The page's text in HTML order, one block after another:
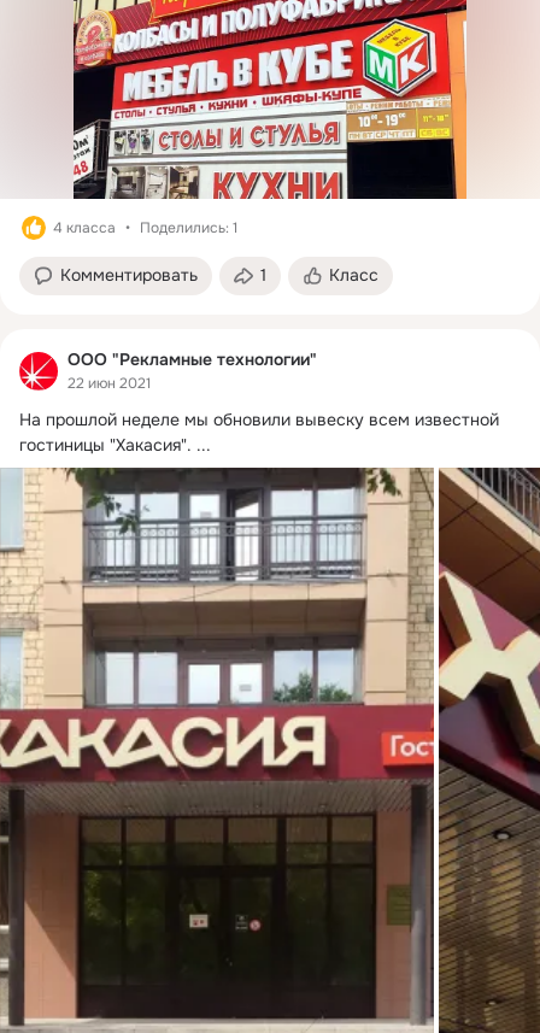
4 класса Поделились: 1
Комментировать 1 Класс
ООО "Рекламные технологии"
22 июн 2021
На прошлой неделе мы обновили вывеску всем известной
гостиницы "Хакасия". ...